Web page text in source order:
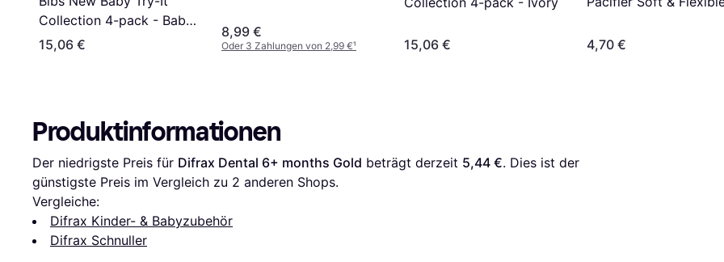
Collection 4-pack - Baby
Blue
15,06 €
8,99 €
Oder 3 Zahlungen von 2,99 €¹ 15,06 €
4,70 €
Produktinformationen
Der niedrigste Preis für Difrax Dental 6+ months Gold beträgt derzeit 5,44 €. Dies ist der
günstigste Preis im Vergleich zu 2 anderen Shops.
Vergleiche:
Difrax Kinder- & Babyzubehör
Difrax Schnuller